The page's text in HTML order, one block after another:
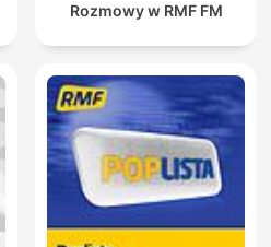
Rozmowy w RMF FM